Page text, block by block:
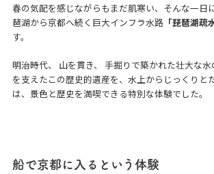
春の気配を感じながらもまだ肌寒い、そんな一日
琶湖から京都へ続く巨大インフラ水路 「琵琶湖疏
す。
明治時代、 山を貫き、 手掘りで築かれた壮大な
を支えたこの歴史的遺産を、水上からじっくりと
は、景色と歴史を満喫できる特別な体験でした。
船で京都に入るという体験